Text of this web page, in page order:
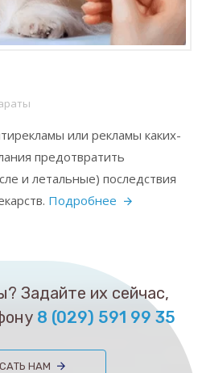
или рекламы каких-
предотвратить
и летальные) последствия
Подробнее
Задайте их сейчас,
8 (029) 591 99 35
НАМ